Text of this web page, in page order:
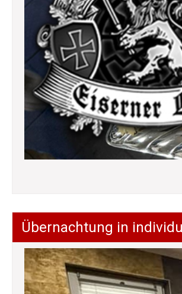
Übernachtung in